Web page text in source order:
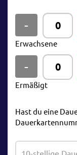
Erwachsene
Ermäßigt
Hast du eine